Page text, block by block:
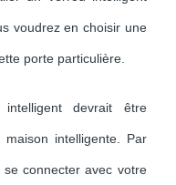
voudrez en choisir une
porte particulière.
devrait être
intelligente. Par
connecter avec votre